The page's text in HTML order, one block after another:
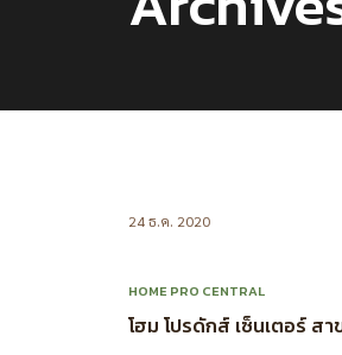
24 ธ.ค. 2020
HOME PRO CENTRAL
โฮม โปรดักส์ เซ็นเตอร์ ส